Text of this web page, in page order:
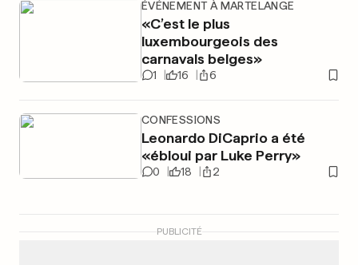
ÉVÉNEMENT À MARTELANGE
«C’est le plus
luxembourgeois des
carnavals belges»
1 16 6
CONFESSIONS
Leonardo DiCaprio a été
«ébloui par Luke Perry»
0 18 2
PUBLICITÉ